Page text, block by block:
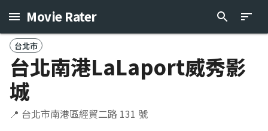
Movie Rater
台北市
台北南港LaLaport威秀影
城
📍 台北市南港區經貿二路 131 號